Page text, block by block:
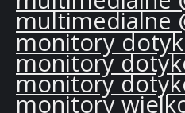
multimedialne
monitory
monitory
monitory
monitory